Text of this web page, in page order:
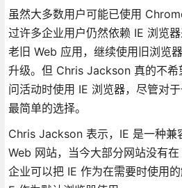
虽然大多数用户可能已使用
过许多企业用户仍然依赖 IE 浏览
老旧 Web 应用，继续使用旧浏览
升级。但 Chris Jackson 真的不希
问活动时使用 IE 浏览器，尽管对
最简单的选择。
Chris Jackson 表示，IE 是一种兼
Web 网站，当今大部分网站没有
企业可以把 IE 作为在需要时使用